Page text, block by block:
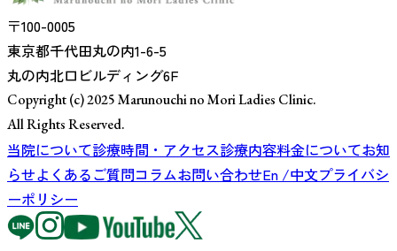
〒100-0005
東京都千代田丸の内1-6-5
丸の内北口ビルディング6F
Copyright (c) 2025 Marunouchi no Mori Ladies Clinic.
All Rights Reserved.
当院について診療時間・アクセス診療内容料金についてお知
らせよくあるご質問コラムお問い合わせEn /中文プライバシ
ーポリシー